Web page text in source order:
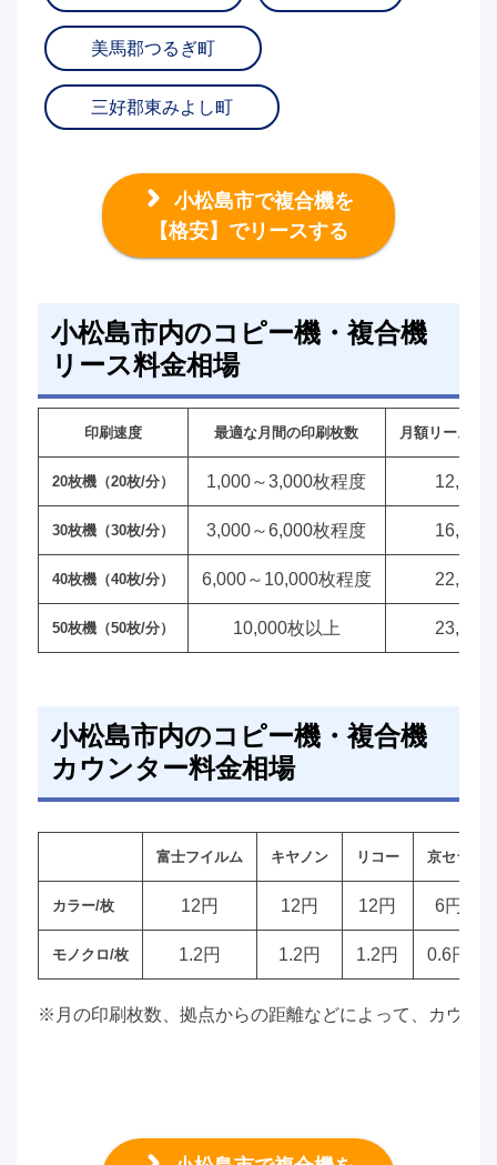
美馬郡つるぎ町
三好郡東みよし町
小松島市で複合機を
【格安】でリースする
小松島市内のコピー機・複合機
リース料金相場
印刷速度 最適な月間の印刷枚数 月額リース料
20枚機（20枚/分） 1,000～3,000枚程度 12,000
30枚機（30枚/分） 3,000～6,000枚程度 16,000
40枚機（40枚/分） 6,000～10,000枚程度 22,000
50枚機（50枚/分） 10,000枚以上 23,000
小松島市内のコピー機・複合機
カウンター料金相場
富士フイルム キヤノン リコー 京セラ
カラー/枚 12円 12円 12円 6円
モノクロ/枚 1.2円 1.2円 1.2円 0.6円
※月の印刷枚数、拠点からの距離などによって、カウン